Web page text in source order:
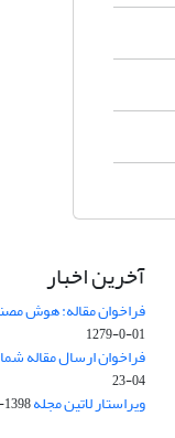
آخرین اخبار
فراخوان مقاله: هوش
01-0-1279
فراخوان ارسال مقاله
04-23
ویراستار لاتین مجله1398-02-30